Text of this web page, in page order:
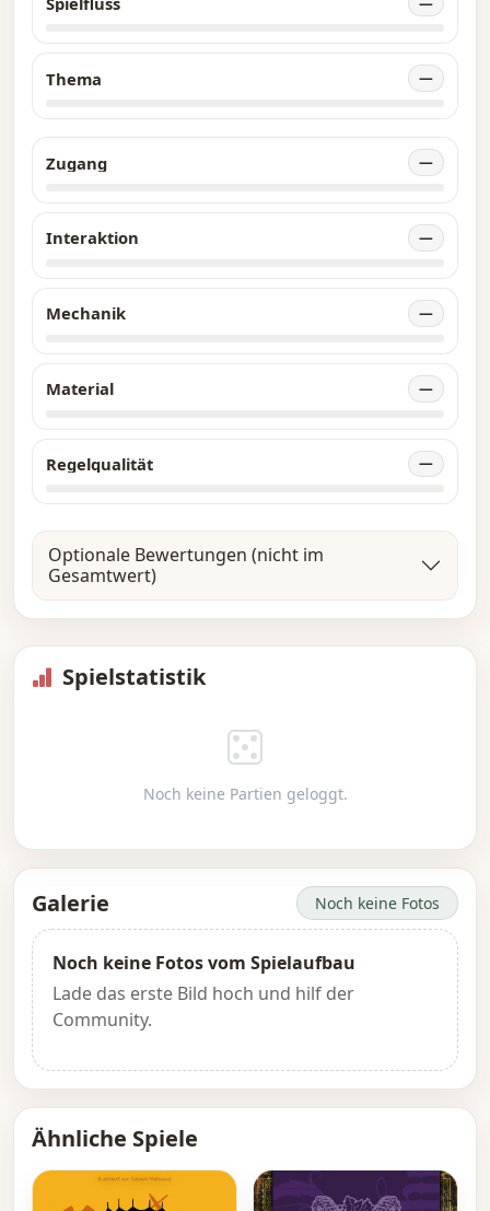
Thema —
Zugang —
Interaktion —
Mechanik —
Material —
Regelqualität —
Optionale Bewertungen (nicht im
Gesamtwert)
Spielstatistik
Noch keine Partien geloggt.
Galerie Noch keine Fotos
Noch keine Fotos vom Spielaufbau
Lade das erste Bild hoch und hilf der
Community.
Ähnliche Spiele